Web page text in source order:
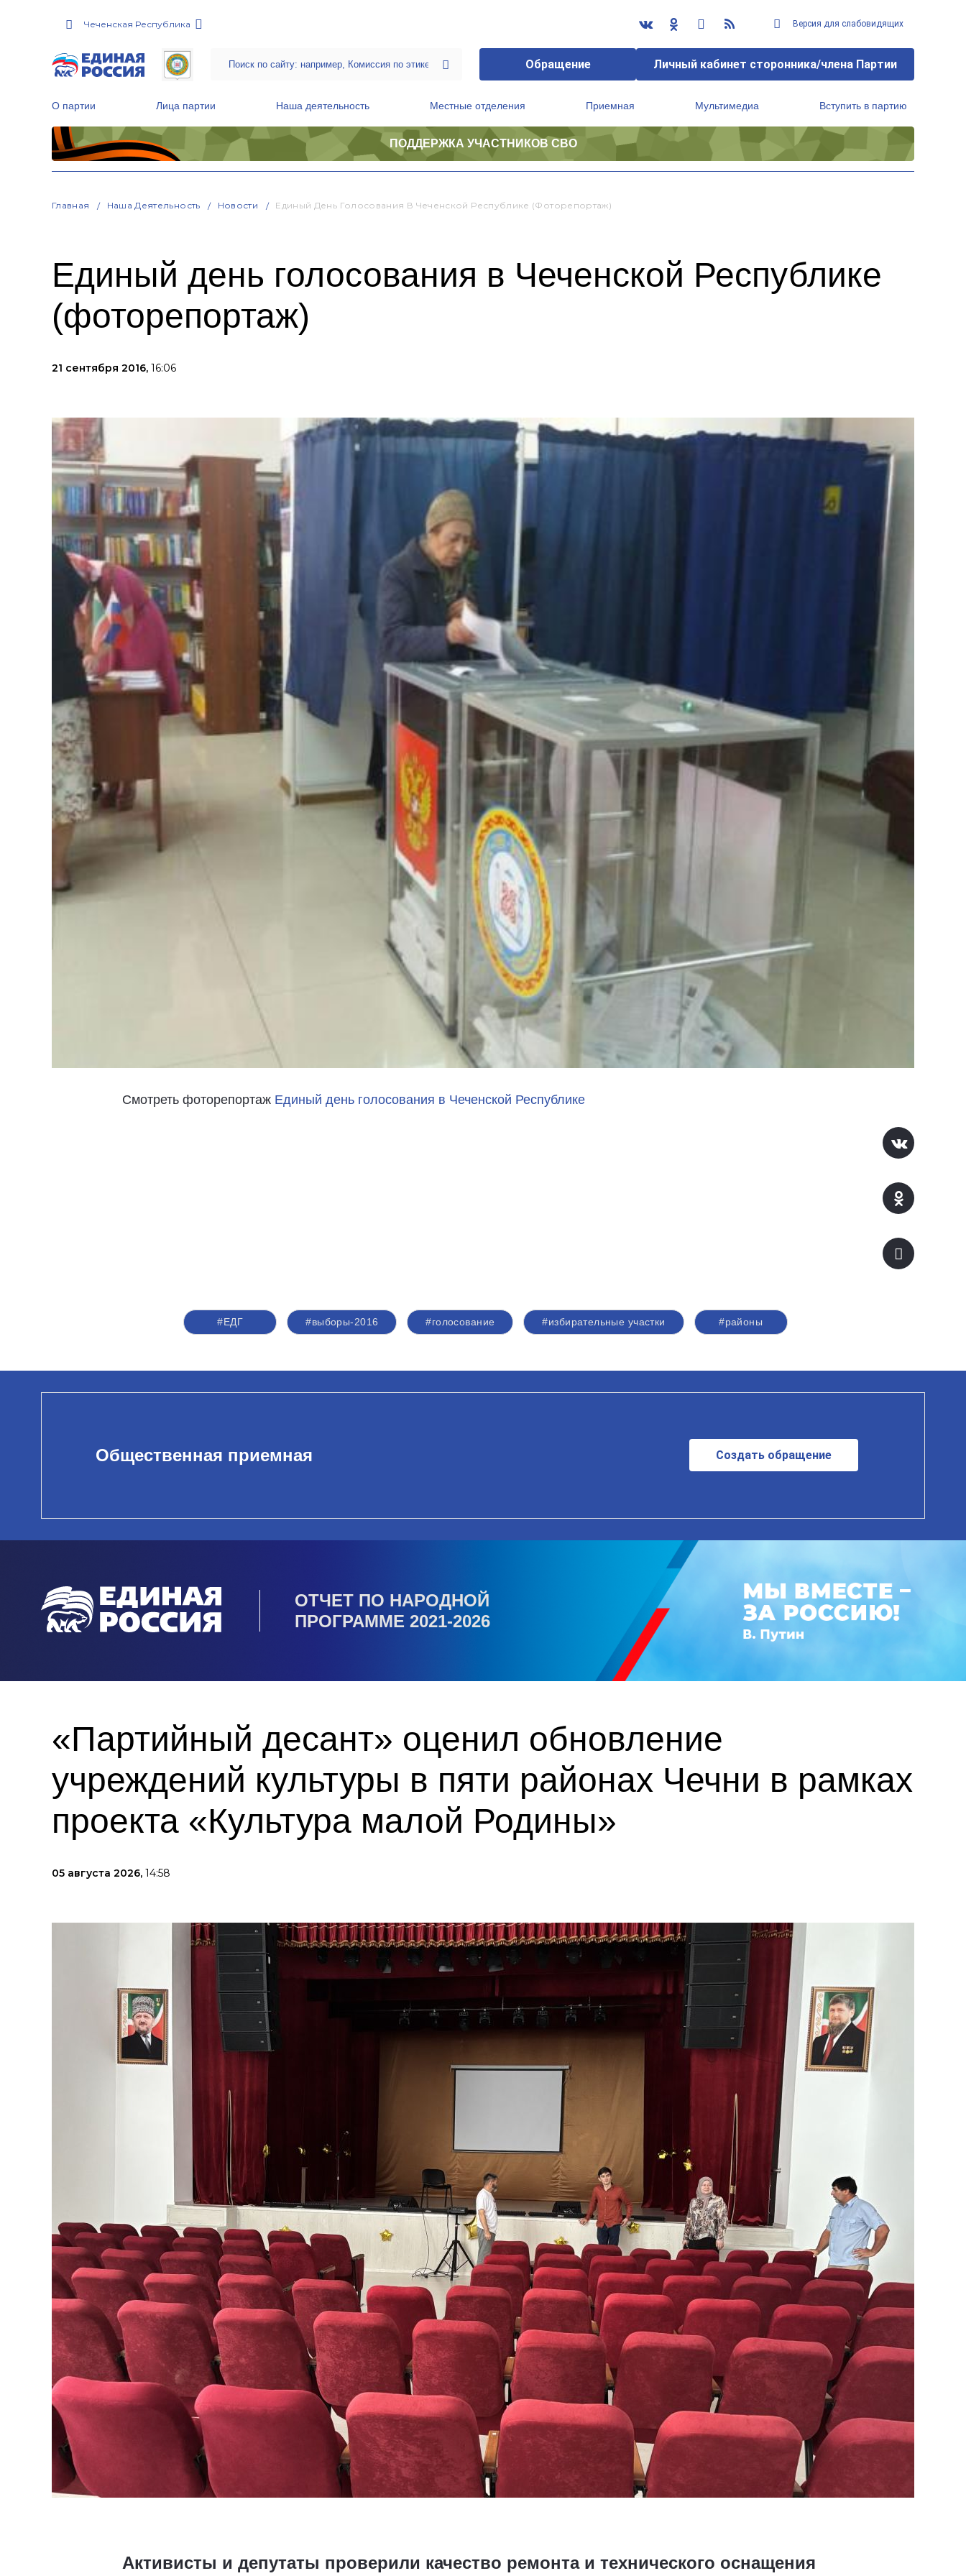
Чеченская Республика Версия для слабовидящих
Обращение Личный кабинет сторонника/члена Партии
О партии Лица партии Наша деятельность Местные отделения Приемная Мультимедиа Вступить в партию
ПОДДЕРЖКА УЧАСТНИКОВ СВО
Главная Наша Деятельность Новости Единый День Голосования В Чеченской Республике (фоторепортаж)
Единый день голосования в Чеченской Республике
(фоторепортаж)
21 сентября 2016, 16:06
Смотреть фоторепортаж Единый день голосования в Чеченской Республике
#ЕДГ #выборы-2016 #голосование #избирательные участки #районы
Общественная приемная Создать обращение
ОТЧЕТ ПО НАРОДНОЙ
ПРОГРАММЕ 2021-2026
«Партийный десант» оценил обновление
учреждений культуры в пяти районах Чечни в рамках
проекта «Культура малой Родины»
05 августа 2026, 14:58
Активисты и депутаты проверили качество ремонта и технического оснащения